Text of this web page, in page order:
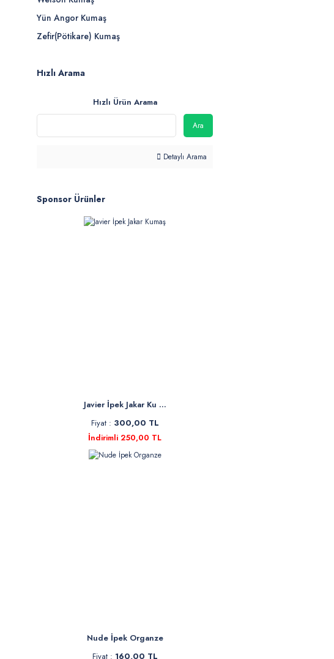
Yün Angor Kumaş
Zefir(Pötikare) Kumaş
Hızlı Arama
Hızlı Ürün Arama
Ara
Detaylı Arama
Sponsor Ürünler
Javier İpek Jakar Ku ...
Fiyat : 300,00 TL
İndirimli 250,00 TL
Nude İpek Organze
Fiyat : 160,00 TL